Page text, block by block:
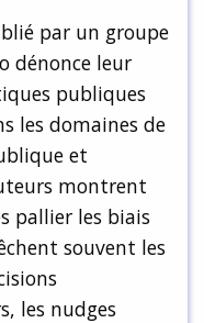
par un groupe
dénonce leur
publiques
les domaines de
et
montrent
pallier les biais
souvent les
les nudges